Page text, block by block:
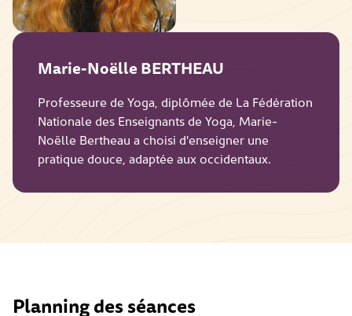
Marie-Noëlle BERTHEAU
Professeure de Yoga, diplômée de La Fédération
Nationale des Enseignants de Yoga, Marie-
Noëlle Bertheau a choisi d'enseigner une
pratique douce, adaptée aux occidentaux.
Planning des séances